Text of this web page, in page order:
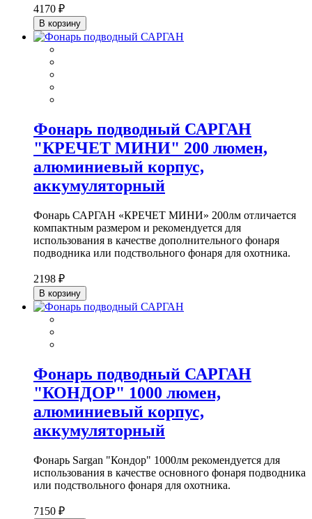
4170 ₽
В корзину
Фонарь подводный САРГАН
"КРЕЧЕТ МИНИ" 200 люмен,
алюминиевый корпус,
аккумуляторный
Фонарь САРГАН «КРЕЧЕТ МИНИ» 200лм отличается
компактным размером и рекомендуется для
использования в качестве дополнительного фонаря
подводника или подствольного фонаря для охотника.
2198 ₽
В корзину
Фонарь подводный САРГАН
"КОНДОР" 1000 люмен,
алюминиевый корпус,
аккумуляторный
Фонарь Sargan "Кондор" 1000лм рекомендуется для
использования в качестве основного фонаря подводника
или подствольного фонаря для охотника.
7150 ₽